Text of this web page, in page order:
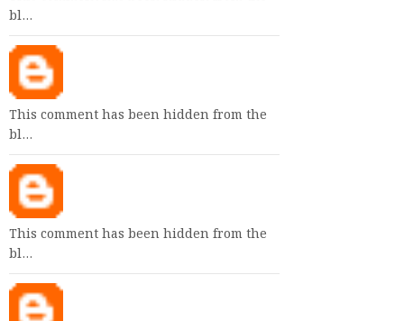
bl…
This comment has been hidden from the
bl…
This comment has been hidden from the
bl…